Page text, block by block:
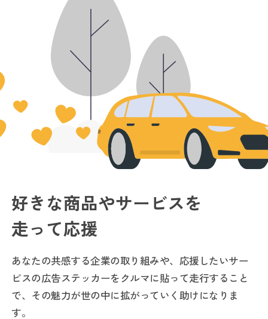
好きな商品やサービスを
走って応援
あなたの共感する企業の取り組みや、応援したいサー
ビスの広告ステッカーをクルマに貼って走行すること
で、その魅力が世の中に拡がっていく助けになりま
す。